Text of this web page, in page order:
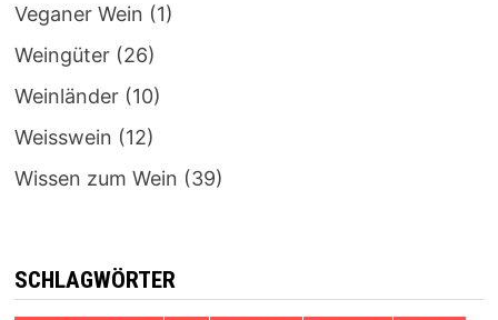
Veganer Wein (1)
Weingüter(26)
Weinländer(10)
Weisswein (12)
Wissen zum Wein (39)
SCHLAGWÖRTER